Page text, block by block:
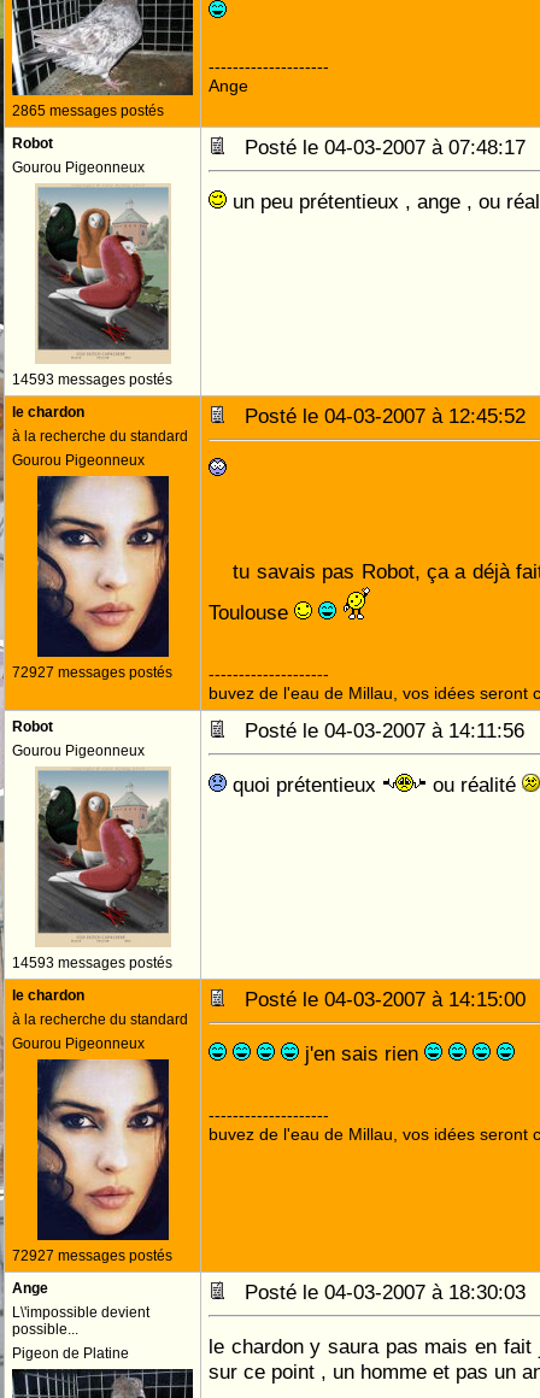
2865 messages postés
--------------------
Ange
Robot
Gourou Pigeonneux
14593 messages postés
Posté le 04-03-2007 à
un peu prétentieux , ange , ou
le chardon
à la recherche du standard
Gourou Pigeonneux
72927 messages postés
Posté le 04-03-2007 à
tu savais pas Robot, ça a déjà
Toulouse
--------------------
buvez de l'eau de Millau, vos idées seront
Robot
Gourou Pigeonneux
14593 messages postés
Posté le 04-03-2007 à
quoi prétentieux ou réalité
le chardon
à la recherche du standard
Gourou Pigeonneux
72927 messages postés
Posté le 04-03-2007 à
j'en sais rien
--------------------
buvez de l'eau de Millau, vos idées seront
Ange
L\'impossible devient
possible...
Pigeon de Platine
Posté le 04-03-2007 à
le chardon y saura pas mais en
sur ce point , un homme et pas un